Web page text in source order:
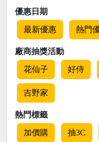
優惠日期
最新優惠 熱門
廠商抽獎活動
花仙子 好侍
吉野家
熱門標籤
加價購 抽3C